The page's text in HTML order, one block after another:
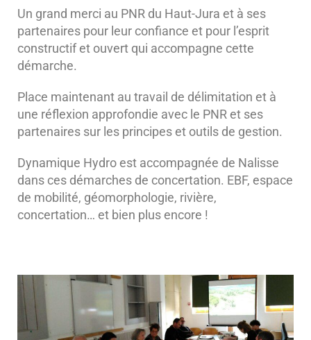
Un grand merci au PNR du Haut-Jura et à ses
partenaires pour leur confiance et pour l’esprit
constructif et ouvert qui accompagne cette
démarche.
Place maintenant au travail de délimitation et à
une réflexion approfondie avec le PNR et ses
partenaires sur les principes et outils de gestion.
Dynamique Hydro est accompagnée de Nalisse
dans ces démarches de concertation. EBF, espace
de mobilité, géomorphologie, rivière,
concertation… et bien plus encore !